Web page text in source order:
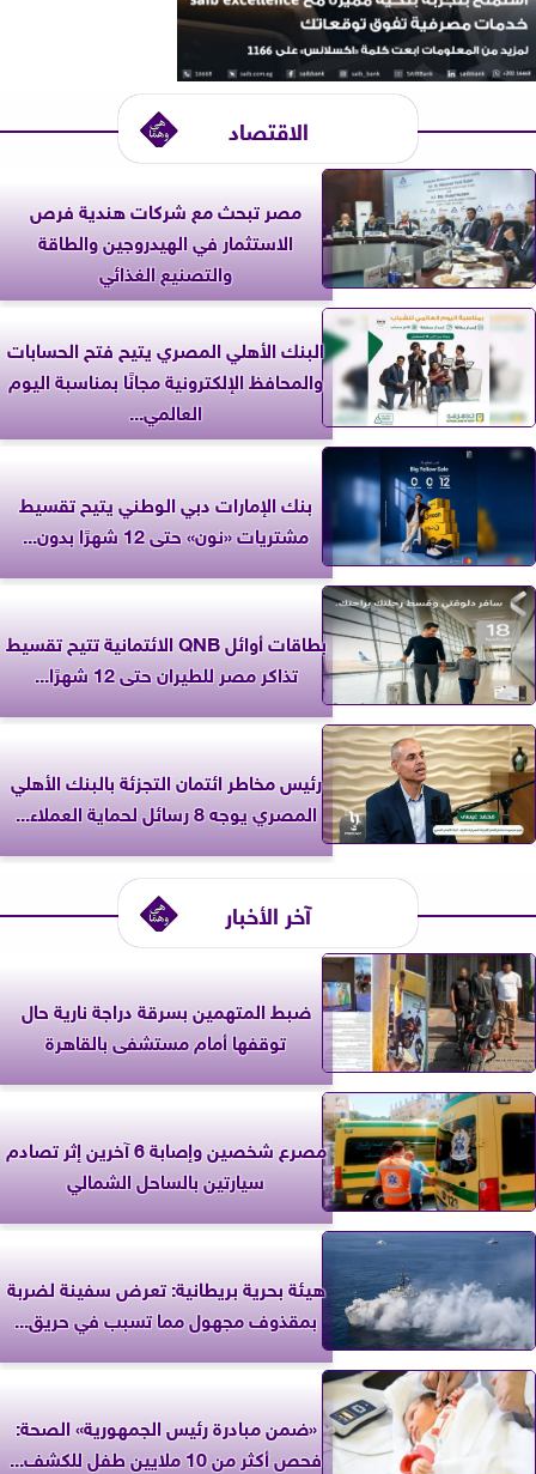
الاقتصاد
مصر تبحث مع شركات هندية فرص
الاستثمار في الهيدروجين والطاقة
والتصنيع الغذائي
البنك الأهلي المصري يتيح فتح الحسابات
والمحافظ الإلكترونية مجانًا بمناسبة اليوم
العالمي...
بنك الإمارات دبي الوطني يتيح تقسيط
مشتريات «نون» حتى 12 شهرًا بدون...
بطاقات أوائل QNB الائتمانية تتيح تقسيط
تذاكر مصر للطيران حتى 12 شهرًا...
رئيس مخاطر ائتمان التجزئة بالبنك الأهلي
المصري يوجه 8 رسائل لحماية العملاء...
آخر الأخبار
ضبط المتهمين بسرقة دراجة نارية حال
توقفها أمام مستشفى بالقاهرة
مصرع شخصين وإصابة 6 آخرين إثر تصادم
سيارتين بالساحل الشمالي
‎هيئة بحرية بريطانية: تعرض سفينة لضربة
بمقذوف مجهول مما تسبب في حريق...
«ضمن مبادرة رئيس الجمهورية» الصحة:
فحص أكثر من 10 ملايين طفل للكشف...